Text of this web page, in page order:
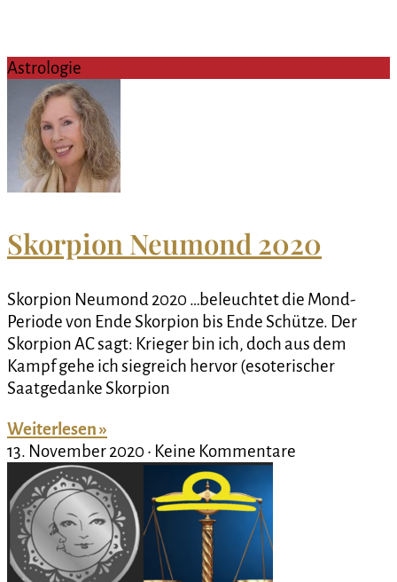
Astrologie
Skorpion Neumond 2020
Skorpion Neumond 2020 …beleuchtet die Mond-
Periode von Ende Skorpion bis Ende Schütze. Der
Skorpion AC sagt: Krieger bin ich, doch aus dem
Kampf gehe ich siegreich hervor (esoterischer
Saatgedanke Skorpion
Weiterlesen »
13. November 2020
Keine Kommentare